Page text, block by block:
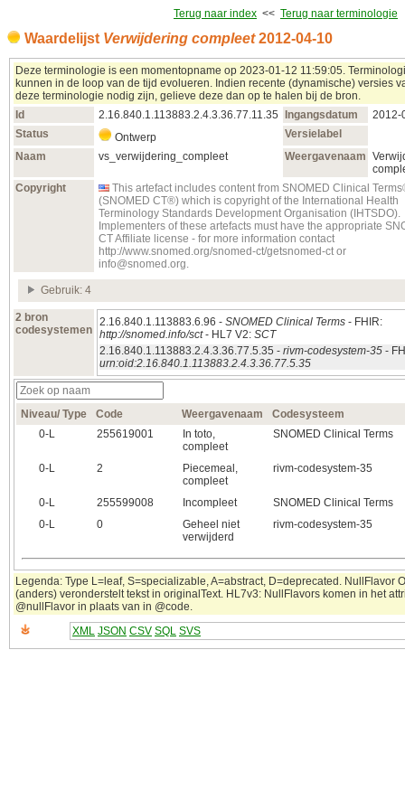
Terug naar index << Terug naar terminologie
Waardelijst Verwijdering compleet2012‑04‑10
Deze terminologie is een momentopname op 2023‑01‑12 11:59:05.
kunnen in de loop van de tijd evolueren. Indien recente (dynamische) versies
deze terminologie nodig zijn, gelieve deze dan op te halen bij de bron.
Id
2.16.840.1.113883.2.4.3.36.77.11.35 Ingangsdatum
Status
Ontwerp
Versielabel
Naam
vs_verwijdering_compleet Weergavenaam
Copyright
This artefact includes content from SNOMED Clinical
(SNOMED CT®) which is copyright of the International Health
Terminology Standards Development Organisation (IHTSDO).
Implementers of these artefacts must have the appropriate
CT Affiliate license - for more information contact
http://www.snomed.org/snomed-ct/getsnomed-ct or
info@snomed.org.
Gebruik: 4
2 bron
codesystemen
2.16.840.1.113883.6.96 - SNOMED Clinical Terms - FHIR:
http://snomed.info/sct- HL7 V2: SCT
2.16.840.1.113883.2.4.3.36.77.5.35 - rivm-codesystem-35 -
urn:oid:2.16.840.1.113883.2.4.3.36.77.5.35
Niveau/ Type Code Weergavenaam
Codesysteem
0‑L
255619001
In toto,
compleet
SNOMED Clinical Terms
0‑L 2
Piecemeal,
compleet
rivm-codesystem-35
0‑L 255599008 Incompleet
SNOMED Clinical Terms
0‑L
0
Geheel niet
verwijderd
rivm-codesystem-35
Legenda: Type L=leaf, S=specializable, A=abstract, D=deprecated. NullFlavor
(anders) veronderstelt tekst in originalText. HL7v3: NullFlavors komen in het
@nullFlavor in plaats van in @code.
XML JSON CSV SQL SVS